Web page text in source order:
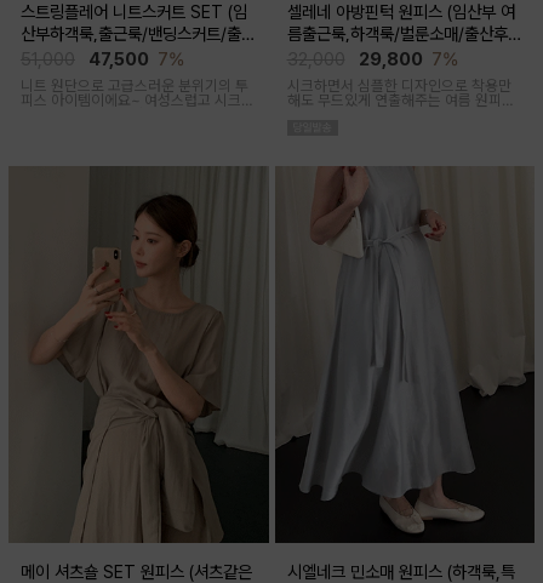
스트링플레어 니트스커트 SET (임
산부하객룩,출근룩/밴딩스커트/출산
후 착용가능)47,500 7%
니트 원단으로 고급스러운 분위기의 투
피스 아이템이에요~ 여성스럽고 시크한
셀레네 아방핀턱 원피스 (임산부 여
름출근룩,하객룩/벌룬소매/출산후
29,800 7%
시크하면서 심플한 디자인으로 착용만
해도 무드있게 연출해주는 여름 원피스
메이 셔츠숄 SET 원피스 (셔츠같은 시엘네크 민소매 원피스 (하객룩,특